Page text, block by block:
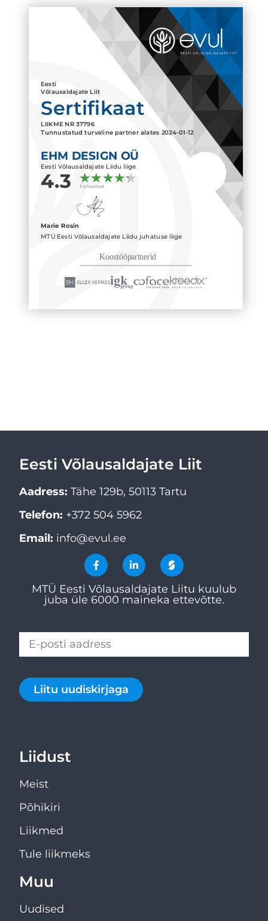
Eesti
Võlausaldajate Liit
Sertifikaat
LIIKME NR 37796
Tunnustatud turvaline partner alates 2024-01-12
EHM DESIGN OÜ
Eesti Võlausaldajate Liidu liige
4.3 3 arvustust
Marie Rosin
MTÜ Eesti Võlausaldajate Liidu juhatuse liige
Eesti Võlausaldajate Liit
Aadress: Tähe 129b, 50113 Tartu
Telefon: +372 504 5962
Email: info@evul.ee
MTÜ Eesti Võlausaldajate Liitu kuulub
juba üle 6000 maineka ettevõtte.
Liitu uudiskirjaga
Liidust
Meist
Põhikiri
Liikmed
Tule liikmeks
Muu
Uudised